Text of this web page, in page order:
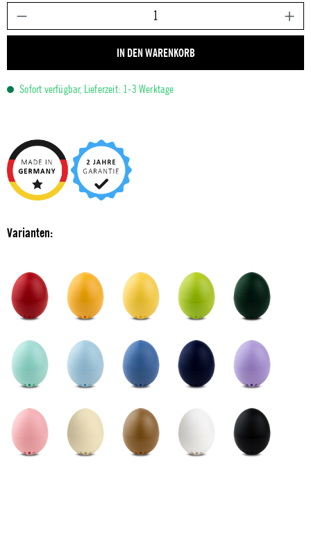
IN DEN WARENKORB
Sofort verfügbar, Lieferzeit: 1-3 Werktage
Varianten: